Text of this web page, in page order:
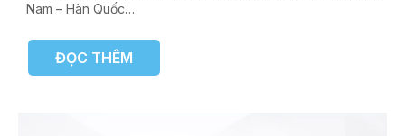
Nam – Hàn Quốc…
ĐỌC THÊM